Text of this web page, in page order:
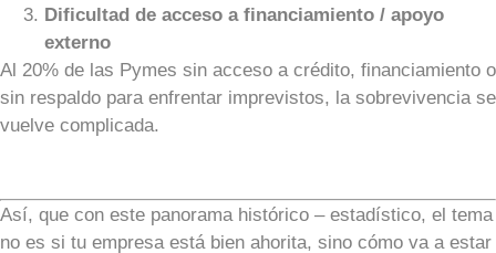
Dificultad de acceso a financiamiento / apoyo
externo
Al 20% de las Pymes sin acceso a crédito, financiamiento o
sin respaldo para enfrentar imprevistos, la sobrevivencia se
vuelve complicada.
Así, que con este panorama histórico – estadístico, el tema
no es si tu empresa está bien ahorita, sino cómo va a estar